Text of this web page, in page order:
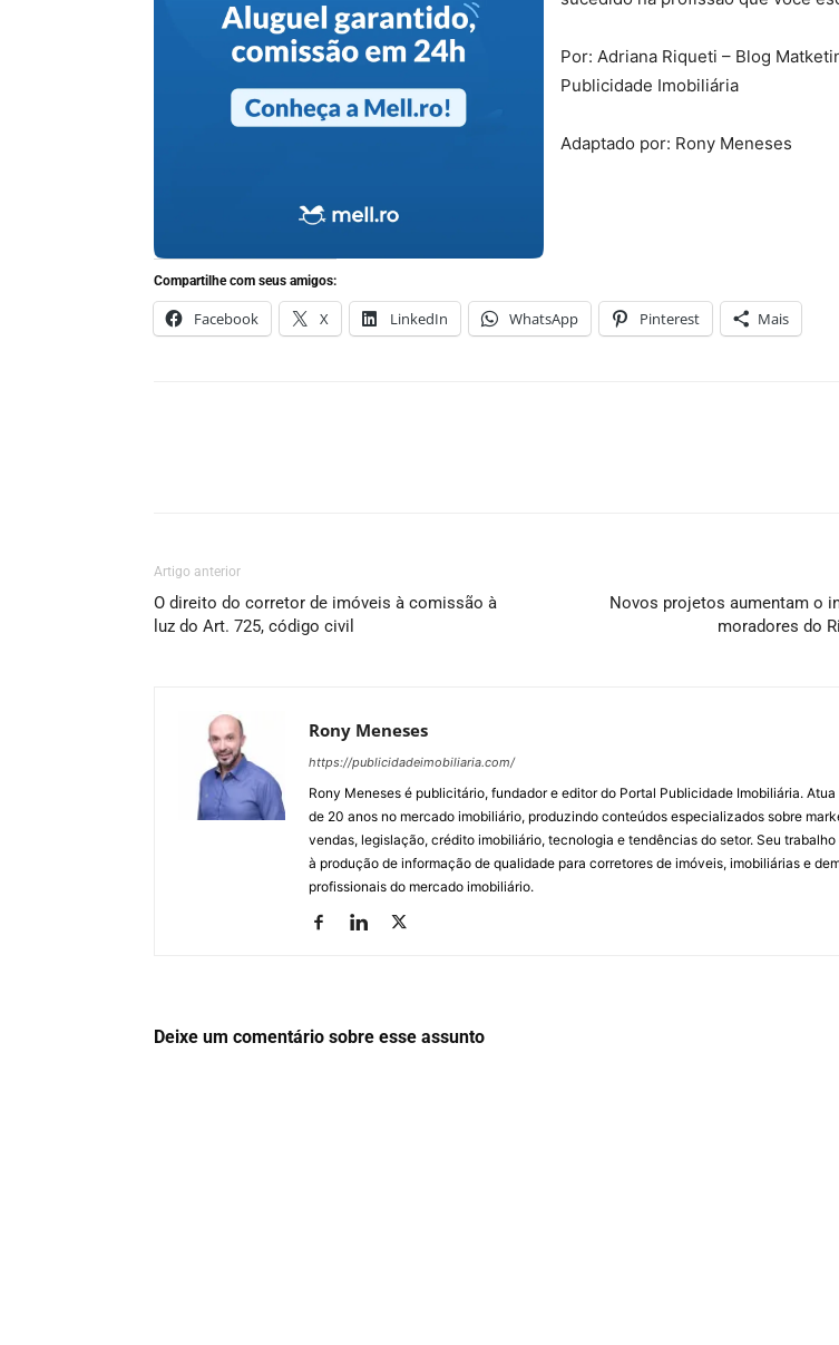
Por: Adriana Riqueti – Blog
Publicidade Imobiliária
Adaptado por: Rony Meneses
Compartilhe com seus amigos:
Facebook X LinkedIn WhatsApp Pinterest Mais
Artigo anterior
O direito do corretor de imóveis à comissão à
luz do Art. 725, código civil
Novos projetos aumentam o
moradores do
Rony Meneses
https://publicidadeimobiliaria.com/
Rony Meneses é publicitário, fundador e editor do Portal Publicidade Imobiliária. Atua
de 20 anos no mercado imobiliário, produzindo conteúdos especializados sobre
vendas, legislação, crédito imobiliário, tecnologia e tendências do setor. Seu
à produção de informação de qualidade para corretores de imóveis, imobiliárias e
profissionais do mercado imobiliário.
Deixe um comentário sobre esse assunto